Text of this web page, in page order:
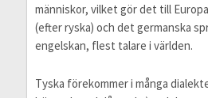
människor, vilket gör det till
(efter ryska) och det germanska
engelskan, flest talare i världen.
Tyska förekommer i många